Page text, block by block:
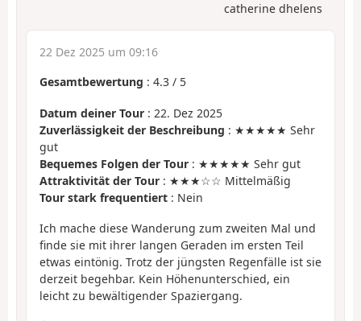
catherine dhelens
22 Dez 2025 um 09:16
Gesamtbewertung : 4.3 / 5
Datum deiner Tour : 22. Dez 2025
Zuverlässigkeit der Beschreibung : ★★★★★ Sehr
gut
Bequemes Folgen der Tour : ★★★★★ Sehr gut
Attraktivität der Tour : ★★★☆☆ Mittelmäßig
Tour stark frequentiert : Nein
Ich mache diese Wanderung zum zweiten Mal und
finde sie mit ihrer langen Geraden im ersten Teil
etwas eintönig. Trotz der jüngsten Regenfälle ist sie
derzeit begehbar. Kein Höhenunterschied, ein
leicht zu bewältigender Spaziergang.